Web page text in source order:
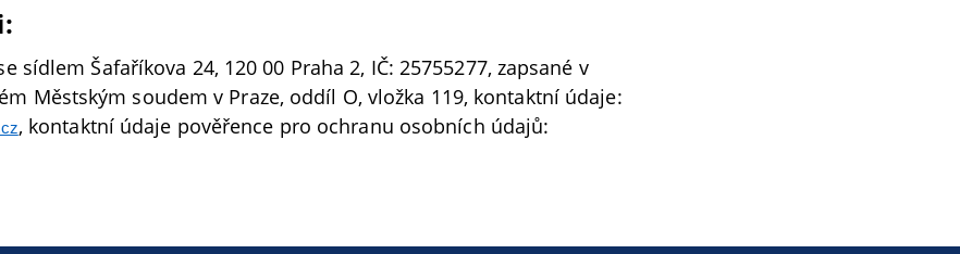
sídlem Šafaříkova 24, 120 00 Praha 2, IČ: 25755277, zapsané v
Městským soudem v Praze, oddíl O, vložka 119, kontaktní údaje:
, kontaktní údaje pověřence pro ochranu osobních údajů: